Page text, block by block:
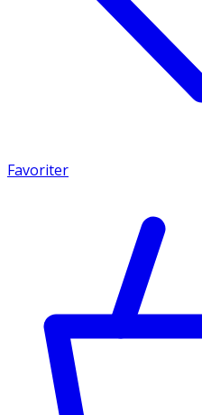
Favoriter